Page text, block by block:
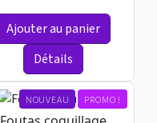
Ajouter au panier
Détails
NOUVEAU PROMO !